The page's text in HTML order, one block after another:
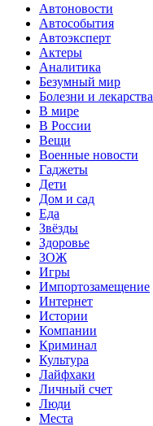
Автоновости
Автособытия
Автоэксперт
Актеры
Аналитика
Безумный мир
Болезни и лекарства
В мире
В России
Вещи
Военные новости
Гаджеты
Дети
Дом и сад
Еда
Звёзды
Здоровье
ЗОЖ
Игры
Импортозамещение
Интернет
Истории
Компании
Криминал
Культура
Лайфхаки
Личный счет
Люди
Места